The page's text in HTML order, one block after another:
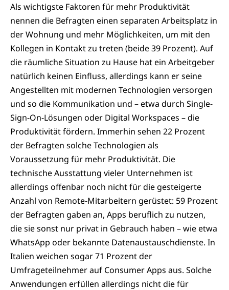
Als wichtigste Faktoren für mehr Produktivität
nennen die Befragten einen separaten Arbeitsplatz in
der Wohnung und mehr Möglichkeiten, um mit den
Kollegen in Kontakt zu treten (beide 39 Prozent). Auf
die räumliche Situation zu Hause hat ein Arbeitgeber
natürlich keinen Einfluss, allerdings kann er seine
Angestellten mit modernen Technologien versorgen
und so die Kommunikation und – etwa durch Single-
Sign-On-Lösungen oder Digital Workspaces – die
Produktivität fördern. Immerhin sehen 22 Prozent
der Befragten solche Technologien als
Voraussetzung für mehr Produktivität. Die
technische Ausstattung vieler Unternehmen ist
allerdings offenbar noch nicht für die gesteigerte
Anzahl von Remote-Mitarbeitern gerüstet: 59 Prozent
der Befragten gaben an, Apps beruflich zu nutzen,
die sie sonst nur privat in Gebrauch haben – wie etwa
WhatsApp oder bekannte Datenaustauschdienste. In
Italien weichen sogar 71 Prozent der
Umfrageteilnehmer auf Consumer Apps aus. Solche
Anwendungen erfüllen allerdings nicht die für